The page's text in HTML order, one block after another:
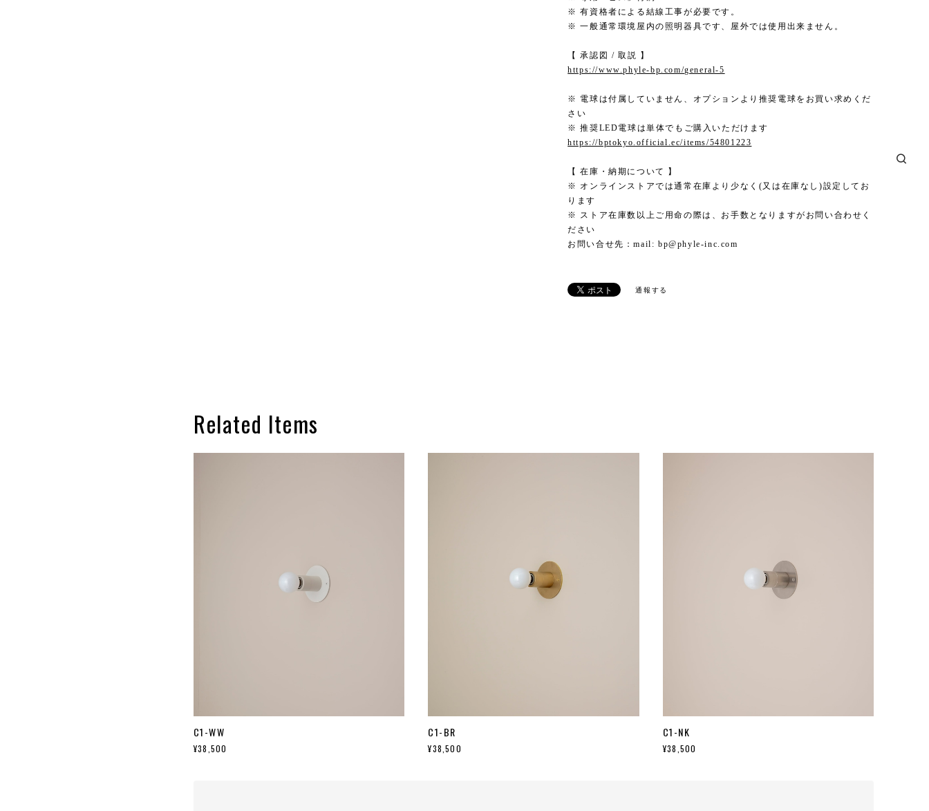
※ 有資格者による結線工事が必要です。
※ 一般通常環境屋内の照明器具です、屋外では使用出来ません。
【 承認図 / 取説 】
https://www.phyle-bp.com/general-5
※ 電球は付属していません、オプションより推奨電球をお買い求めくだ
さい
※ 推奨LED電球は単体でもご購入いただけます
https://bptokyo.official.ec/items/54801223
【 在庫・納期について 】
※ オンラインストアでは通常在庫より少なく(又は在庫なし)設定してお
ります
※ ストア在庫数以上ご用命の際は、お手数となりますがお問い合わせく
ださい
お問い合せ先：mail:bp@phyle-inc.com
通報する
Related Items
C1-WW
¥38,500
C1-BR
¥38,500
C1-NK
¥38,500